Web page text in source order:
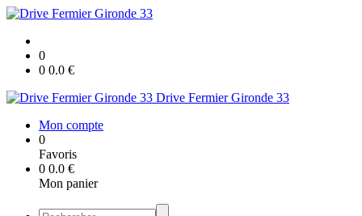
0
0 0.0 €
Drive Fermier Gironde 33
Mon compte
0
Favoris
0 0.0 €
Mon panier